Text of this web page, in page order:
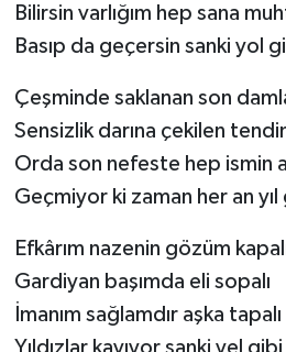
Bilirsin varlığım hep sana
Basıp da geçersin sanki yol
Çeşminde saklanan son
Sensizlik darına çekilen
Orda son nefeste hep ismin
Geçmiyor ki zaman her an yıl
Efkârım nazenin gözüm
Gardiyan başımda eli sopalı
İmanım sağlamdır aşka tapalı
Yıldızlar kayıyor sanki yel gibi